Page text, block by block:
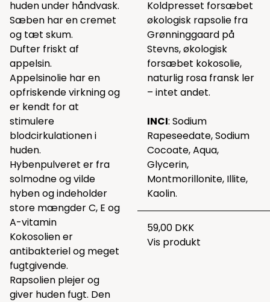
huden under håndvask.
Sæben har en cremet
og tæt skum.
Dufter friskt af
appelsin.
Appelsinolie har en
opfriskende virkning og
er kendt for at
stimulere
blodcirkulationen i
huden.
Hybenpulveret er fra
solmodne og vilde
hyben og indeholder
store mængder C, E og
A-vitamin
Kokosolien er
antibakteriel og meget
fugtgivende.
Rapsolien plejer og
giver huden fugt. Den
Koldpresset forsæbet
økologisk rapsolie fra
Grønninggaard på
Stevns, økologisk
forsæbet kokosolie,
naturlig rosa fransk ler
– intet andet.
INCI: Sodium
Rapeseedate, Sodium
Cocoate, Aqua,
Glycerin,
Montmorillonite, Illite,
Kaolin.
59,00 DKK
Vis produkt